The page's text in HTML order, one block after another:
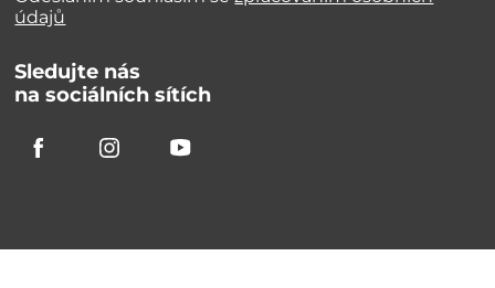
údajů
Sledujte nás
na sociálních sítích